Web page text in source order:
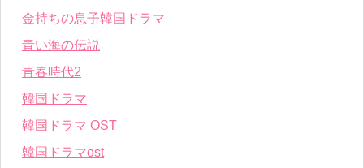
金持ちの息子韓国ドラマ
青い海の伝説
青春時代2
韓国ドラマ
韓国ドラマ OST
韓国ドラマost